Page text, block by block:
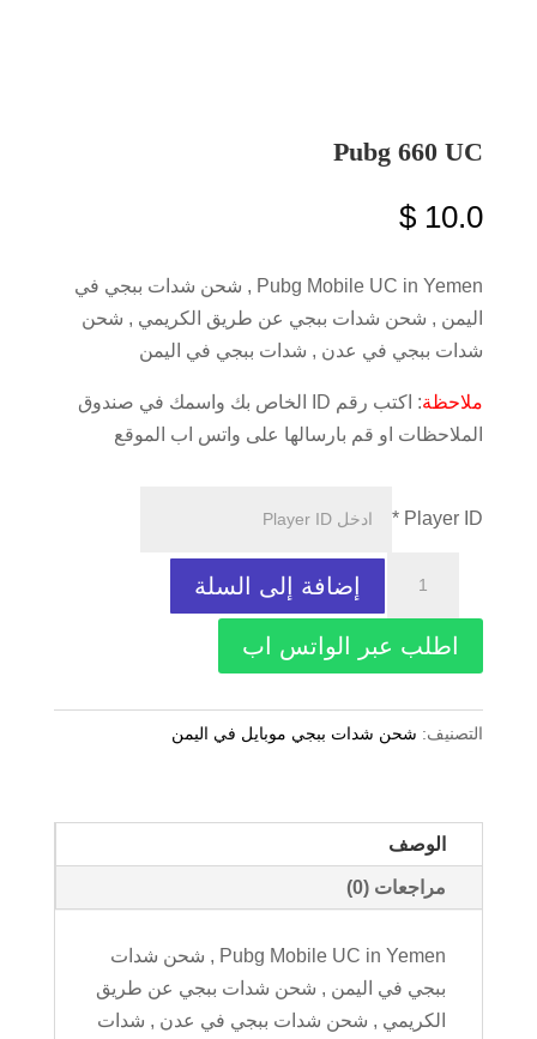
Pubg 660 UC
$ 10.0
Pubg Mobile UC in Yemen , شحن شدات ببجي في
اليمن , شحن شدات ببجي عن طريق الكريمي , شحن
شدات ببجي في عدن , شدات ببجي في اليمن
ملاحظة
: اكتب رقم ID الخاص بك واسمك في صندوق
الملاحظات او قم بارسالها على واتس اب الموقع
Player ID
*
660
إضافة إلى السلة
اطلب عبر الواتس اب
التصنيف: شحن شدات ببجي موبايل في اليمن
الوصف
مراجعات (0)
Pubg Mobile UC in Yemen , شحن شدات
ببجي في اليمن , شحن شدات ببجي عن طريق
الكريمي , شحن شدات ببجي في عدن , شدات